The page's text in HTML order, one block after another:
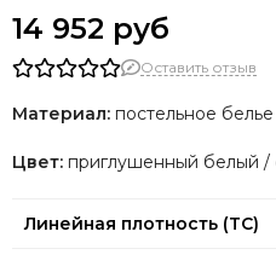
14 952 руб
Оставить отзыв
Материал: постельное
Цвет: приглушенный белый /
Линейная плотность (TC)